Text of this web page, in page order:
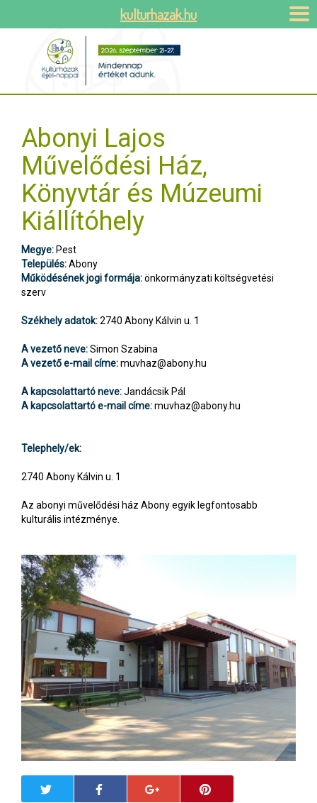
Abonyi Lajos
Művelődési Ház,
Könyvtár és Múzeumi
Kiállítóhely
Megye: Pest
Település:Abony
Működésének jogi formája:önkormányzati költségvetési
szerv
Székhely adatok:2740 Abony Kálvin u. 1
A vezető neve:Simon Szabina
A vezető e-mail címe:muvhaz@abony.hu
A kapcsolattartó neve:Jandácsik Pál
A kapcsolattartó e-mail címe:muvhaz@abony.hu
Telephely/ek:
2740 Abony Kálvin u. 1
Az abonyi művelődési ház Abony egyik legfontosabb
kulturális intézménye.
kulturhazak.hu